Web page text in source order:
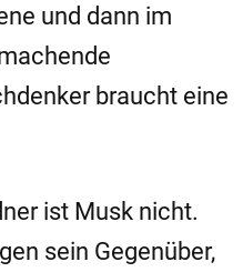
und dann im
braucht eine
ist Musk nicht.
sein Gegenüber,